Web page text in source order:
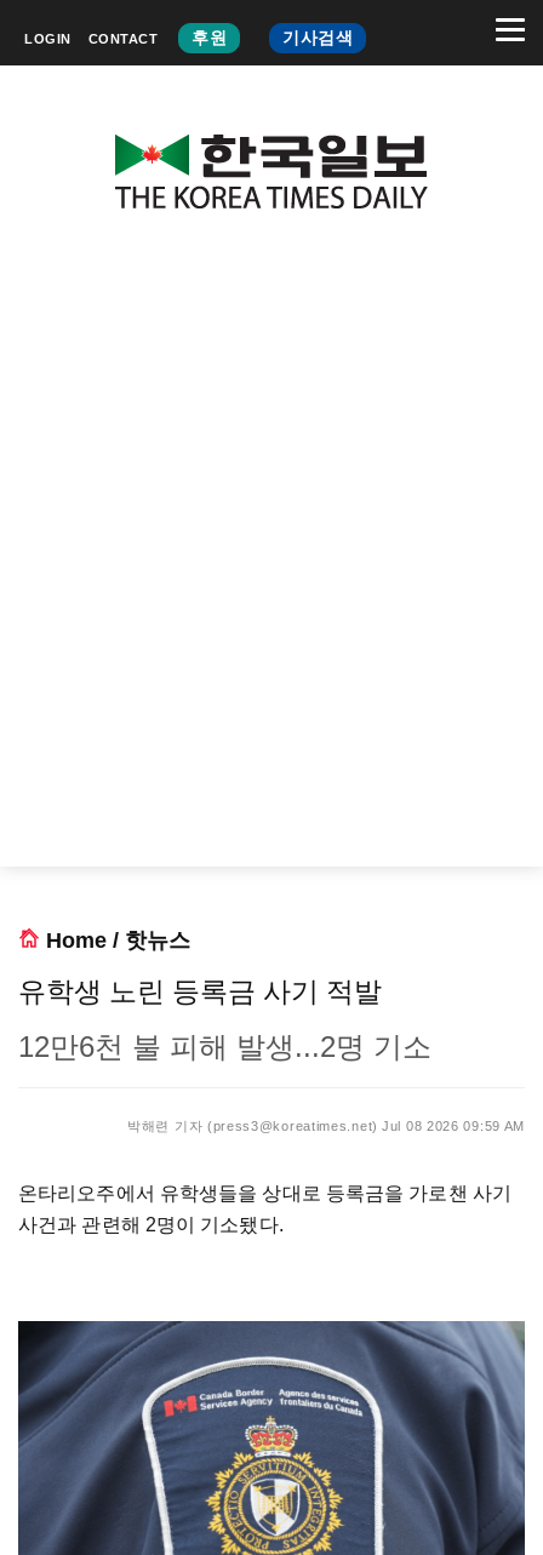
LOGIN CONTACT 후원 기사검색
Home / 핫뉴스
유학생 노린 등록금 사기 적발
12만6천 불 피해 발생...2명 기소
박해련 기자 (press3@koreatimes.net) Jul 08 2026 09:59 AM
온타리오주에서 유학생들을 상대로 등록금을 가로챈 사기
사건과 관련해 2명이 기소됐다.